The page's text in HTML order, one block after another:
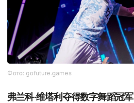
Фото: gofuture.games
弗兰科·维塔利夺得数字舞蹈冠军